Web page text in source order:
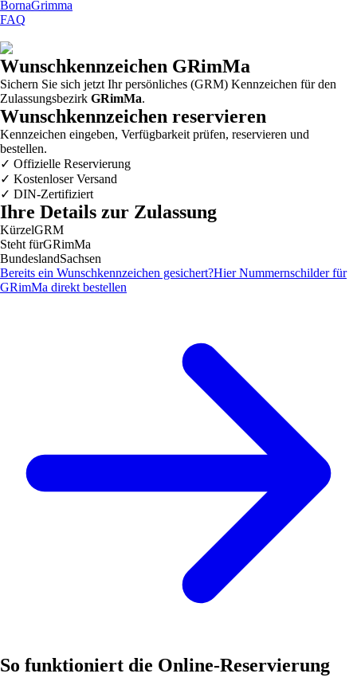
BornaGrimma
FAQ
Wunschkennzeichen GRimMa
Sichern Sie sich jetzt Ihr persönliches (GRM) Kennzeichen für den
Zulassungsbezirk GRimMa.
Wunschkennzeichen reservieren
Kennzeichen eingeben, Verfügbarkeit prüfen, reservieren und
bestellen.
✓ Offizielle Reservierung
✓ Kostenloser Versand
✓ DIN-Zertifiziert
Ihre Details zur Zulassung
KürzelGRM
Steht fürGRimMa
BundeslandSachsen
Bereits ein Wunschkennzeichen gesichert?Hier Nummernschilder für
GRimMa direkt bestellen
So funktioniert die Online-Reservierung